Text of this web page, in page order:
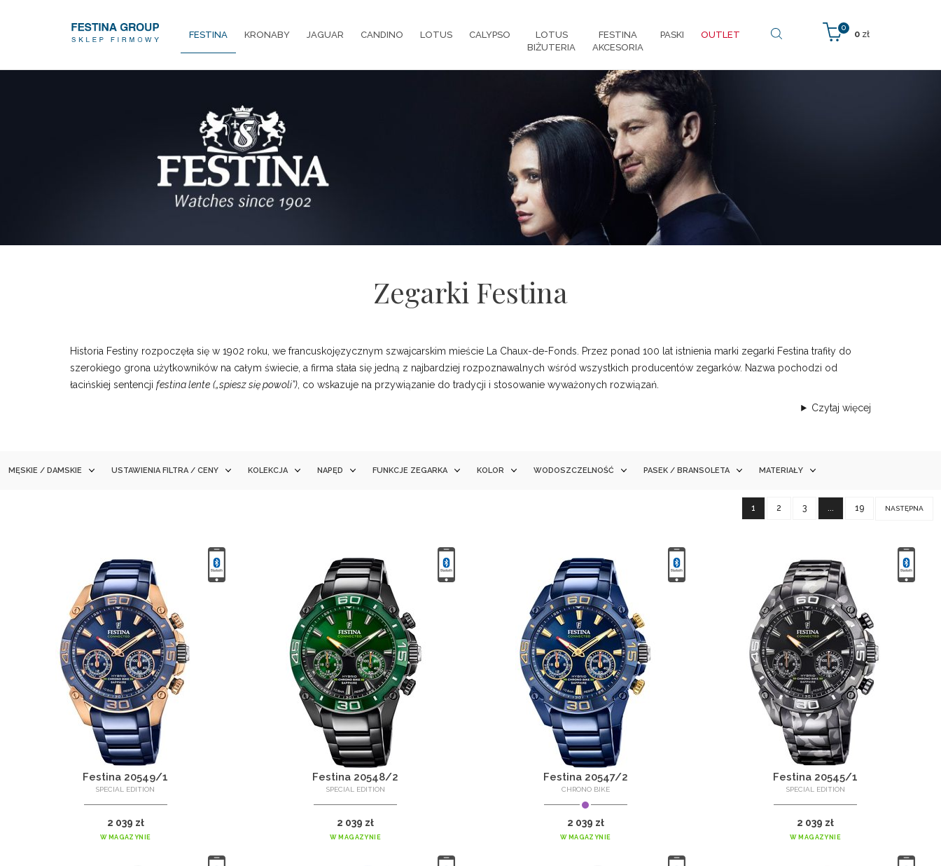
0
0 zł
FESTINA KRONABY JAGUAR CANDINO LOTUS CALYPSO
LOTUS
BIŻUTERIA
FESTINA
AKCESORIA
PASKI OUTLET
Zegarki Festina
Historia Festiny rozpoczęła się w 1902 roku, we francuskojęzycznym szwajcarskim mieście La Chaux-de-Fonds. Przez ponad 100 lat istnienia marki zegarki Festina trafiły do
szerokiego grona użytkowników na całym świecie, a firma stała się jedną z najbardziej rozpoznawalnych wśród wszystkich producentów zegarków. Nazwa pochodzi od
łacińskiej sentencji festina lente („spiesz się powoli”) , co wskazuje na przywiązanie do tradycji i stosowanie wyważonych rozwiązań.
Czytaj więcej
MĘSKIE / DAMSKIE USTAWIENIA FILTRA / CENY KOLEKCJA NAPĘD FUNKCJE ZEGARKA KOLOR WODOSZCZELNOŚĆ PASEK / BRANSOLETA MATERIAŁY
1 2 3 ... 19 NASTĘPNA
Festina 20549/1
SPECIAL EDITION
2 039 zł
W MAGAZYNIE
Festina 20548/2
SPECIAL EDITION
2 039 zł
W MAGAZYNIE
Festina 20547/2
CHRONO BIKE
2 039 zł
W MAGAZYNIE
Festina 20545/1
SPECIAL EDITION
2 039 zł
W MAGAZYNIE